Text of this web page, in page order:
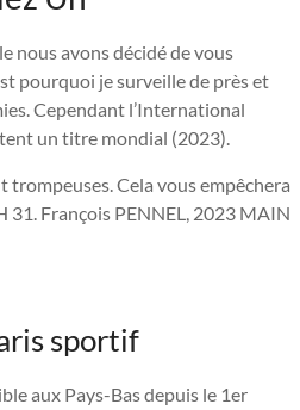
nous avons décidé de vous
pourquoi je surveille de près et
Cependant l’International
un titre mondial (2023).
trompeuses. Cela vous empêchera
31. François PENNEL, 2023 MAIN
sportif
aux Pays-Bas depuis le 1er